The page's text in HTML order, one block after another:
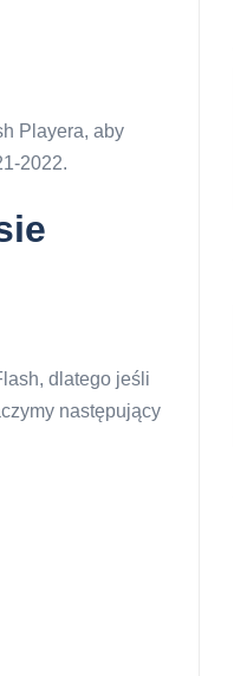
Playera, aby
2022.
dlatego jeśli
następujący